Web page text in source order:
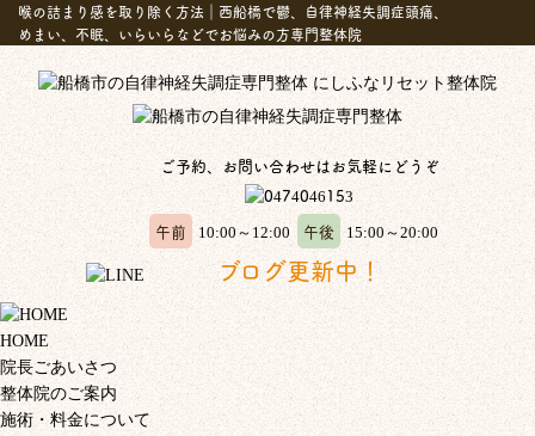
喉の詰まり感を取り除く方法｜西船橋で鬱、自律神経失調症頭痛、
めまい、不眠、いらいらなどでお悩みの方専門整体院
ご予約、お問い合わせはお気軽にどうぞ
午前 10:00～12:00 午後 15:00～20:00
ブログ更新中！
HOME
院長ごあいさつ
整体院のご案内
施術・料金について